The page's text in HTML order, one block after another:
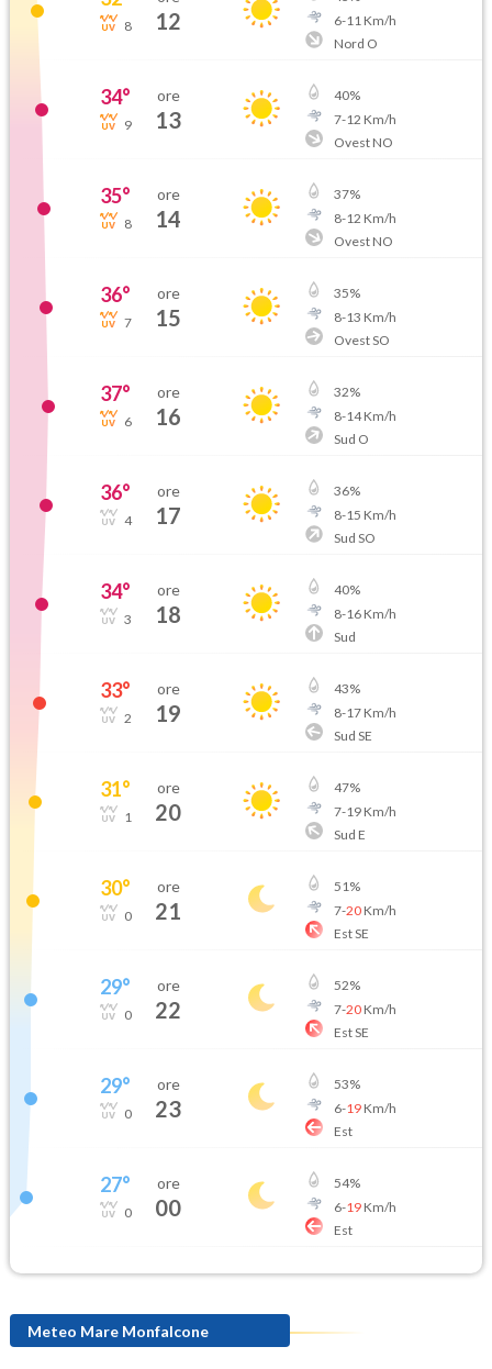
8 12
6-11 Km/h
Nord O
34°
9
ore
13
40%
7-12 Km/h
Ovest NO
35°
8
ore
14
37%
8-12 Km/h
Ovest NO
36°
7
ore
15
35%
8-13 Km/h
Ovest SO
37°
6
ore
16
32%
8-14Km/h
Sud O
36°
4
ore
17
36%
8-15 Km/h
Sud SO
34°
3
ore
18
40%
8-16Km/h
Sud
33°
2
ore
19
43%
8-17Km/h
Sud SE
31°
1
ore
20
47%
7-19Km/h
Sud E
30°
0
ore
21
51%
7-20Km/h
Est SE
29°
0
ore
22
52%
7-20Km/h
Est SE
29°
0
ore
23
53%
6-19Km/h
Est
27°
0
ore
00
54%
6-19Km/h
Est
Meteo Mare Monfalcone